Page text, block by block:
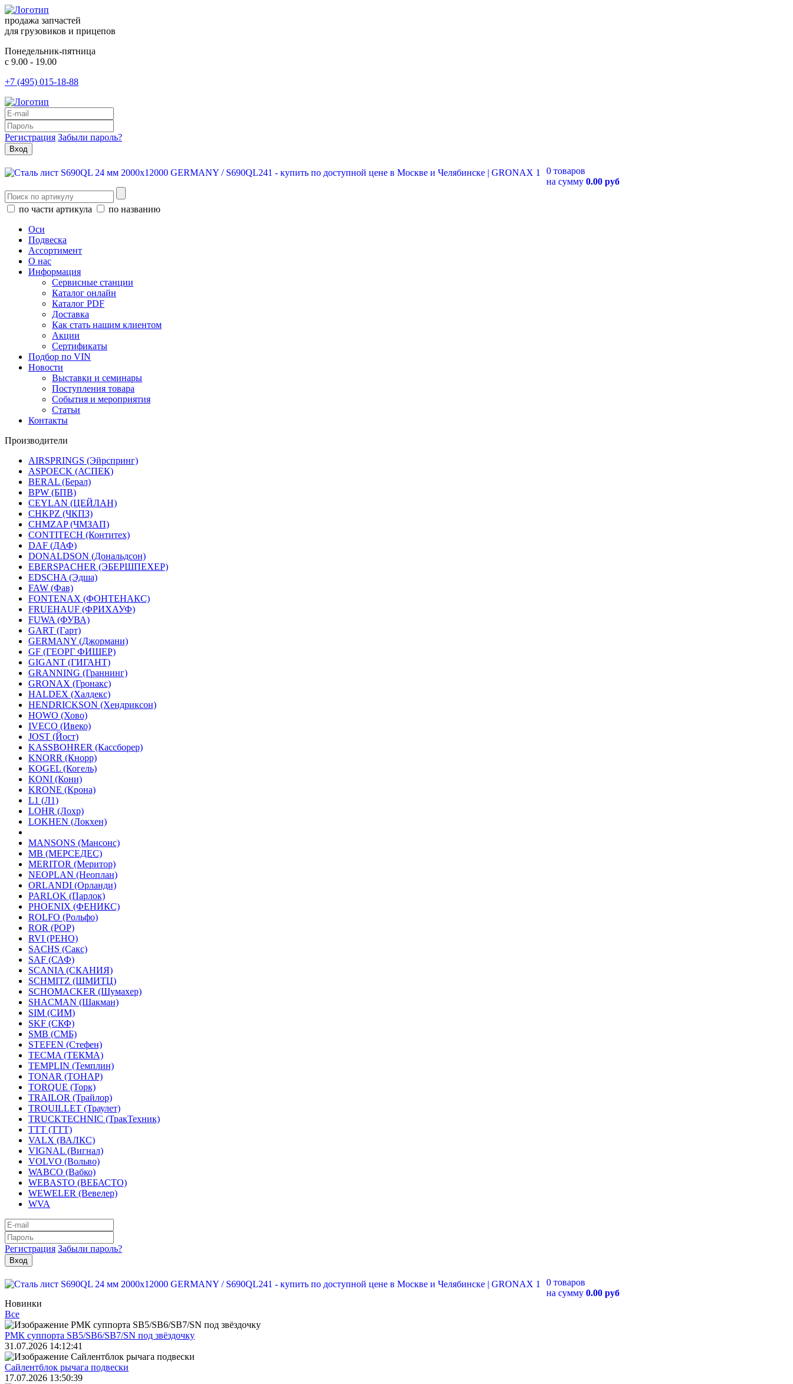
продажа запчастей
для грузовиков и прицепов
Понедельник-пятница
с 9.00 - 19.00
+7 (495) 015-18-88
Регистрация Забыли пароль?
0 товаров
на сумму 0.00 руб
по части артикула
по названию
Оси
Подвеска
Ассортимент
О нас
Информация
Сервисные станции
Каталог онлайн
Каталог PDF
Доставка
Как стать нашим клиентом
Акции
Сертификаты
Подбор по VIN
Новости
Выставки и семинары
Поступления товара
События и мероприятия
Статьи
Контакты
Производители
AIRSPRINGS (Эйрспринг)
ASPOECK (АСПЕК)
BERAL (Берал)
BPW (БПВ)
CEYLAN (ЦЕЙЛАН)
CHKPZ (ЧКПЗ)
CHMZAP (ЧМЗАП)
CONTITECH (Контитех)
DAF (ДАФ)
DONALDSON (Дональдсон)
EBERSPACHER (ЭБЕРШПЕХЕР)
EDSCHA (Эдша)
FAW (Фав)
FONTENAX (ФОНТЕНАКС)
FRUEHAUF (ФРИХАУФ)
FUWA (ФУВА)
GART (Гарт)
GERMANY (Джормани)
GF (ГЕОРГ ФИШЕР)
GIGANT (ГИГАНТ)
GRANNING (Граннинг)
GRONAX (Гронакс)
HALDEX (Халдекс)
HENDRICKSON (Хендриксон)
HOWO (Хово)
IVECO (Ивеко)
JOST (Йост)
KASSBOHRER (Касcборер)
KNORR (Кнорр)
KOGEL (Когель)
KONI (Кони)
KRONE (Крона)
L1 (Л1)
LOHR (Лохр)
LOKHEN (Локхен)
MANSONS (Мансонс)
MB (МЕРСЕДЕС)
MERITOR (Меритор)
NEOPLAN (Неоплан)
ORLANDI (Орланди)
PARLOK (Парлок)
PHOENIX (ФЕНИКС)
ROLFO (Рольфо)
ROR (РОР)
RVI (РЕНО)
SACHS (Сакс)
SAF (САФ)
SCANIA (СКАНИЯ)
SCHMITZ (ШМИТЦ)
SCHOMACKER (Шумахер)
SHACMAN (Шакман)
SIM (СИМ)
SKF (СКФ)
SMB (СМБ)
STEFEN (Стефен)
TECMA (ТЕКМА)
TEMPLIN (Темплин)
TONAR (ТОНАР)
TORQUE (Торк)
TRAILOR (Трайлор)
TROUILLET (Траулет)
TRUCKTECHNIC (ТракТехник)
TTT (ТТТ)
VALX (ВАЛКС)
VIGNAL (Вигнал)
VOLVO (Вольво)
WABCO (Вабко)
WEBASTO (ВЕБАСТО)
WEWELER (Вевелер)
WVA
Регистрация Забыли пароль?
0 товаров
на сумму 0.00 руб
Новинки
Все
РМК суппорта SB5/SB6/SB7/SN под звёздочку
31.07.2026 14:12:41
Сайлентблок рычага подвески
17.07.2026 13:50:39